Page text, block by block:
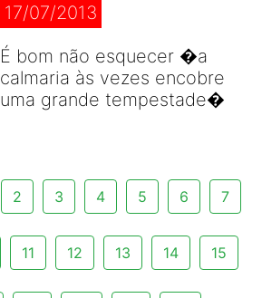
17/07/2013
É bom não esquecer �a
calmaria às vezes encobre
uma grande tempestade�
2 3 4 5 6 7
11 12 13 14 15